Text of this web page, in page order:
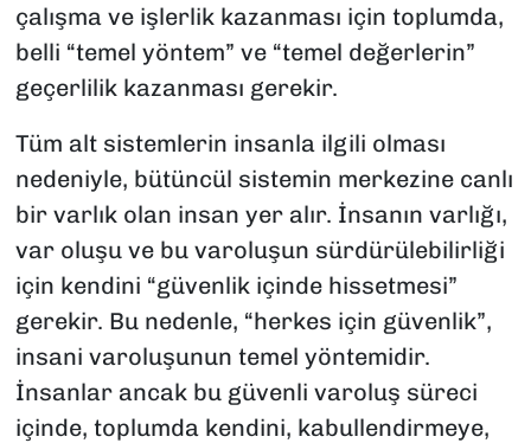
çalışma ve işlerlik kazanması için toplumda,
belli “temel yöntem” ve “temel değerlerin”
geçerlilik kazanması gerekir.
Tüm alt sistemlerin insanla ilgili olması
nedeniyle, bütüncül sistemin merkezine canlı
bir varlık olan insan yer alır. İnsanın varlığı,
var oluşu ve bu varoluşun sürdürülebilirliği
için kendini “güvenlik içinde hissetmesi”
gerekir. Bu nedenle, “herkes için güvenlik”,
insani varoluşunun temel yöntemidir.
İnsanlar ancak bu güvenli varoluş süreci
içinde, toplumda kendini, kabullendirmeye,